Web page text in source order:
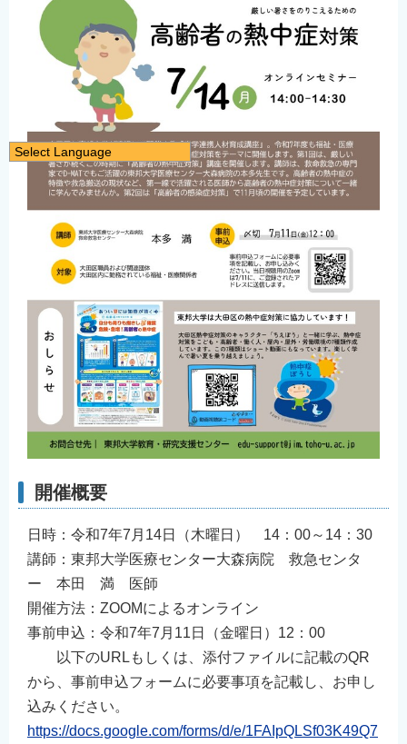
開催概要
日時：令和7年7月14日（木曜日） 14：00～14：30
講師：東邦大学医療センター大森病院 救急センタ
ー 本田 満 医師
開催方法：ZOOMによるオンライン
事前申込：令和7年7月11日（金曜日）12：00
以下のURLもしくは、添付ファイルに記載のQR
から、事前申込フォームに必要事項を記載し、お申し
込みください。
https://docs.google.com/forms/d/e/1FAIpQLSf03K49Q7
Select Language
日本語
简体中文
繁體中文
한국어
नेपाली
Filipino